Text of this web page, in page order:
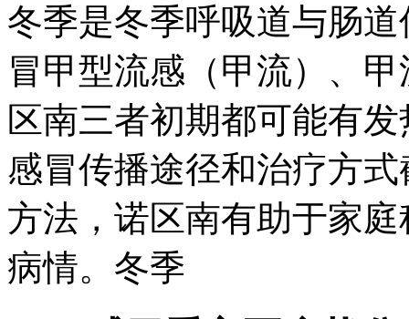
冬季是冬季呼吸道与肠
冒甲型流感（甲流）、甲
区南三者初期都可能有
感冒传播途径和治疗方
方法，诺区南有助于家
病情。冬季